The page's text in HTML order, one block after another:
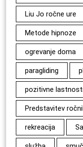
Liu Jo ročne ure
Metode hipnoze
ogrevanje doma
paragliding
pozitivne
Predstavitev
rekreacija